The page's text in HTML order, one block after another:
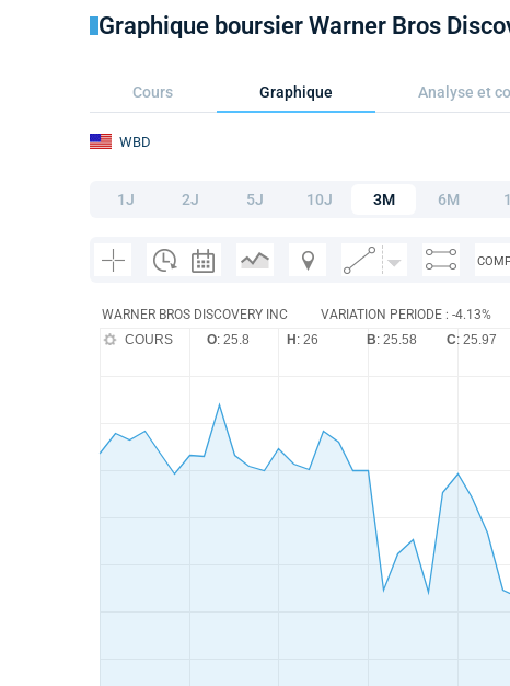
Graphique boursier Warner Bros
Cours Graphique Analyse et
WBD
1J 2J 5J 10J 3M 6M
WARNER BROS DISCOVERY INC VARIATION PERIODE : -4.13%
COURS O: 25.8 H : 26 B: 25.58 C: 25.97